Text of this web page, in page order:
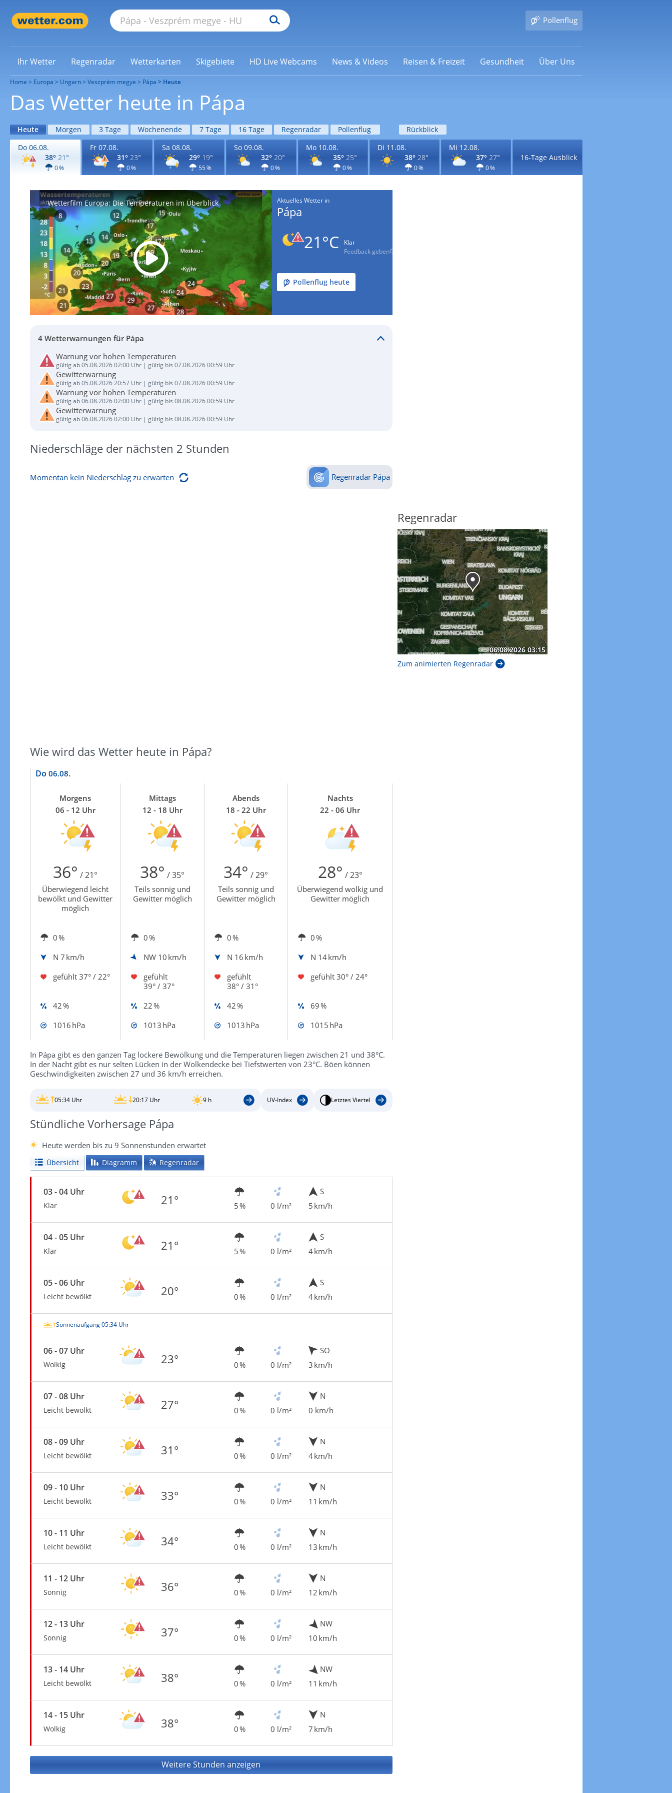
Pollenflug
Ihr Wetter Regenradar Wetterkarten Skigebiete HD Live Webcams News & Videos Reisen & Freizeit Gesundheit Über Uns
Home Europa Ungarn Veszprém megye Pápa Heute
Das Wetter heute in Pápa
Heute Morgen 3 Tage Wochenende 7 Tage 16 Tage Regenradar Pollenflug
Rückblick
Do 06.08.
38° 21°
0 %
Fr 07.08.
31° 23°
0 %
Sa 08.08.
29° 19°
55 %
So 09.08.
32° 20°
0 %
Mo 10.08.
35° 25°
0 %
Di 11.08.
38° 28°
0 %
Mi 12.08.
37° 27°
0 %
16-Tage Ausblick
Wetterfilm Europa: Die Temperaturen im Überblick Aktuelles Wetter in
Pápa
21°C
Klar
Feedback geben
Pollenflug heute
4 Wetterwarnungen für Pápa
Warnung vor hohen Temperaturen
gültig ab 05.08.2026 02:00 Uhr | gültig bis 07.08.2026 00:59 Uhr
Gewitterwarnung
gültig ab 05.08.2026 20:57 Uhr | gültig bis 07.08.2026 00:59 Uhr
Warnung vor hohen Temperaturen
gültig ab 06.08.2026 02:00 Uhr | gültig bis 08.08.2026 00:59 Uhr
Gewitterwarnung
gültig ab 06.08.2026 02:00 Uhr | gültig bis 08.08.2026 00:59 Uhr
Niederschläge der nächsten 2 Stunden
Momentan kein Niederschlag zu erwarten Regenradar Pápa
Wie wird das Wetter heute in Pápa?
Do 06.08.
Morgens
06 - 12 Uhr
Mittags
12 - 18 Uhr
Abends
18 - 22 Uhr
Nachts
22 - 06 Uhr
36° / 21° 38° / 35° 34° / 29° 28° / 23°
Überwiegend leicht
bewölkt und Gewitter
möglich
Teils sonnig und
Gewitter möglich
Teils sonnig und
Gewitter möglich
Überwiegend wolkig und
Gewitter möglich
0 % 0 % 0 %
0 %
N 7 km/h NW 10 km/h N 16 km/h N 14 km/h
gefühlt 37° / 22°
gefühlt
39° / 37°
gefühlt
38° / 31°
gefühlt 30° / 24°
42 % 22 % 42 %
69 %
1016 hPa
1013 hPa 1013 hPa 1015 hPa
In Pápa gibt es den ganzen Tag lockere Bewölkung und die Temperaturen liegen zwischen 21 und 38°C.
In der Nacht gibt es nur selten Lücken in der Wolkendecke bei Tiefstwerten von 23°C. Böen können
Geschwindigkeiten zwischen 27 und 36 km/h erreichen.
05:34 Uhr 20:17 Uhr 9 h UV-Index Letztes Viertel
Stündliche Vorhersage Pápa
Heute werden bis zu 9 Sonnenstunden erwartet
Übersicht Diagramm Regenradar
03 - 04 Uhr
Klar 21° 5 % 0 l/m²
S
5 km/h
04 - 05 Uhr
Klar 21° 5 % 0 l/m²
S
4 km/h
05 - 06 Uhr
Leicht bewölkt 20° 0 % 0 l/m²
S
4 km/h
Sonnenaufgang 05:34 Uhr
06 - 07 Uhr
Wolkig 23° 0 % 0 l/m²
SO
3 km/h
07 - 08 Uhr
Leicht bewölkt 27° 0 % 0 l/m²
N
0 km/h
08 - 09 Uhr
Leicht bewölkt 31° 0 % 0 l/m²
N
4 km/h
09 - 10 Uhr
Leicht bewölkt 33° 0 % 0 l/m²
N
11 km/h
10 - 11 Uhr
Leicht bewölkt 34° 0 % 0 l/m²
N
13 km/h
11 - 12 Uhr
Sonnig 36° 0 % 0 l/m²
N
12 km/h
12 - 13 Uhr
Sonnig 37° 0 % 0 l/m²
NW
10 km/h
13 - 14 Uhr
Leicht bewölkt 38° 0 % 0 l/m²
NW
11 km/h
14 - 15 Uhr
Wolkig 38° 0 % 0 l/m²
N
7 km/h
Weitere Stunden anzeigen
Regenradar
Zum animierten Regenradar